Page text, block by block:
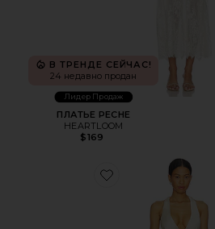
В ТРЕНДЕ СЕЙЧАС!
24 недавно продан
Лидер Продаж
ПЛАТЬЕ PECHE
HEARTLOOM
$169
Favorite ПЛАТЬЕ ZARI